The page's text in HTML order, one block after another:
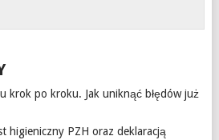
krok po kroku. Jak uniknąć błędów już
higieniczny PZH oraz deklaracją